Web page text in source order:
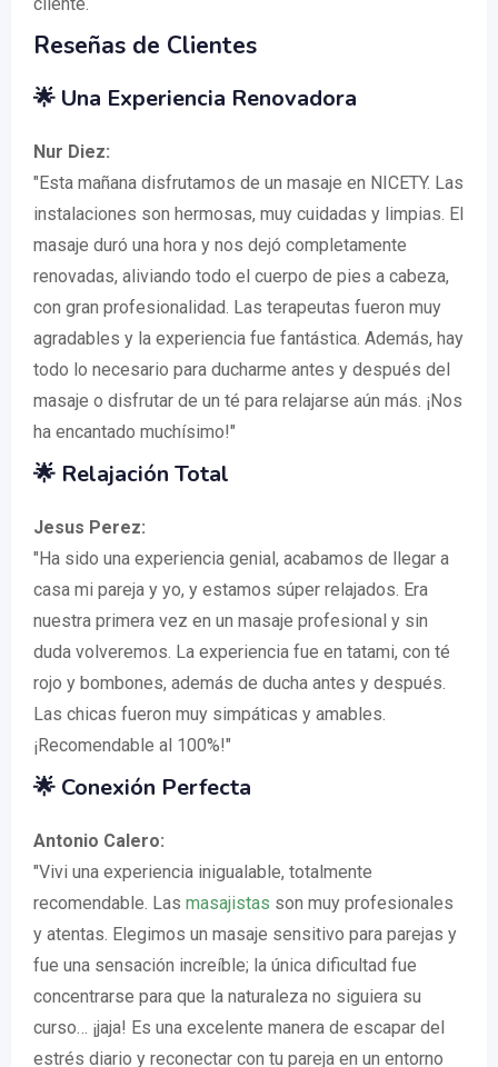
Reseñas de Clientes
🌟 Una Experiencia Renovadora
Nur Diez:
"Esta mañana disfrutamos de un masaje en NICETY. Las
instalaciones son hermosas, muy cuidadas y limpias. El
masaje duró una hora y nos dejó completamente
renovadas, aliviando todo el cuerpo de pies a cabeza,
con gran profesionalidad. Las terapeutas fueron muy
agradables y la experiencia fue fantástica. Además, hay
todo lo necesario para ducharme antes y después del
masaje o disfrutar de un té para relajarse aún más. ¡Nos
ha encantado muchísimo!"
🌟 Relajación Total
Jesus Perez:
"Ha sido una experiencia genial, acabamos de llegar a
casa mi pareja y yo, y estamos súper relajados. Era
nuestra primera vez en un masaje profesional y sin
duda volveremos. La experiencia fue en tatami, con té
rojo y bombones, además de ducha antes y después.
Las chicas fueron muy simpáticas y amables.
¡Recomendable al 100%!"
🌟 Conexión Perfecta
Antonio Calero:
"Vivi una experiencia inigualable, totalmente
recomendable. Las masajistas son muy profesionales
y atentas. Elegimos un masaje sensitivo para parejas y
fue una sensación increíble; la única dificultad fue
concentrarse para que la naturaleza no siguiera su
curso… ¡jaja! Es una excelente manera de escapar del
estrés diario y reconectar con tu pareja en un entorno